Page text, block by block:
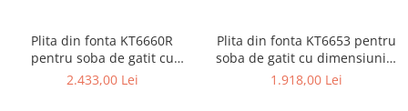
Plita din fonta KT6660R
pentru soba de gatit cu
dimensiunile 66 x 60 cm,
2.433,00 Lei
Plita din fonta KT6653 pentru
soba de gatit cu dimensiunile
66 x 52 cm
1.918,00 Lei